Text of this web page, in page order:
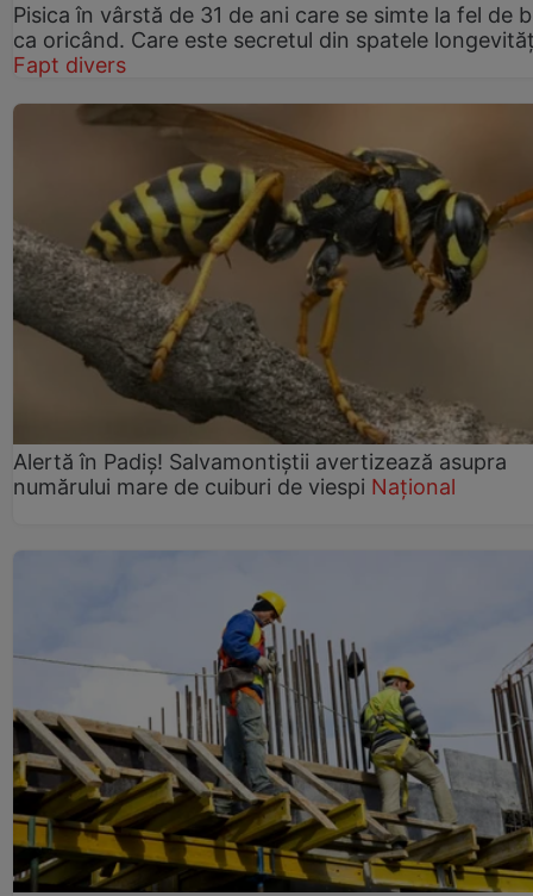
Pisica în vârstă de 31 de ani care se simte la fel de
ca oricând. Care este secretul din spatele
Fapt divers
Alertă în Padiș! Salvamontiștii avertizează asupra
numărului mare de cuiburi de viespi Național